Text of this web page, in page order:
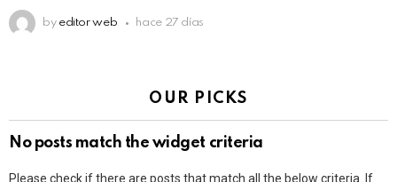
by editor web hace 27 días
OUR PICKS
No posts match the widget criteria
Please check if there are posts that match all the below criteria. If